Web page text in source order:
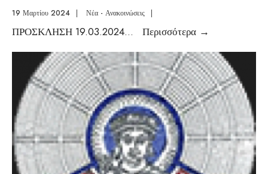
19 Μαρτίου 2024 | Νέα - Ανακοινώσεις |
ΠΡΟΣΚΛΗΣΗ 19.03.2024... Περισσότερα →